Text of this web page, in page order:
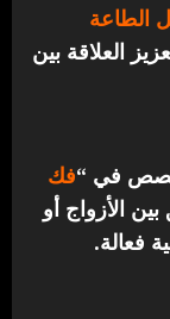
الطاعة
العلاقة بين
في “فك
الأزواج أو
فعالة.